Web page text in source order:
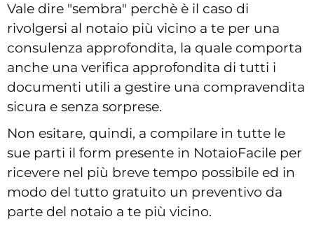
Vale dire "sembra" perchè è il caso di
rivolgersi al notaio più vicino a te per una
consulenza approfondita, la quale comporta
anche una verifica approfondita di tutti i
documenti utili a gestire una compravendita
sicura e senza sorprese.
Non esitare, quindi, a compilare in tutte le
sue parti il form presente in NotaioFacile per
ricevere nel più breve tempo possibile ed in
modo del tutto gratuito un preventivo da
parte del notaio a te più vicino.